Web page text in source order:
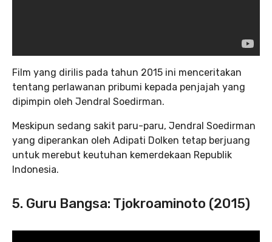
Film yang dirilis pada tahun 2015 ini menceritakan
tentang perlawanan pribumi kepada penjajah yang
dipimpin oleh Jendral Soedirman.
Meskipun sedang sakit paru-paru, Jendral Soedirman
yang diperankan oleh Adipati Dolken tetap berjuang
untuk merebut keutuhan kemerdekaan Republik
Indonesia.
5. Guru Bangsa: Tjokroaminoto (2015)